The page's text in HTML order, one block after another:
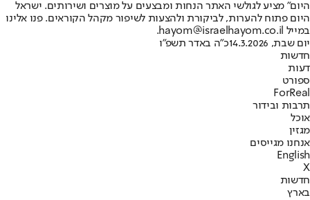
היום" מציע לגולשי האתר הנחות ומבצעים על מוצרים ושירותים. ישראל
היום פתוח להערות, לביקורת ולהצעות לשיפור מקהל הקוראים. פנו אלינו
במייל hayom@israelhayom.co.il.
יום שבת, 14.3.2026
כ"ה באדר תשפ"ו
חדשות
דעות
ספורט
ForReal
תרבות ובידור
אוכל
מגזין
אנחנו מגייסים
English
X
חדשות
בארץ